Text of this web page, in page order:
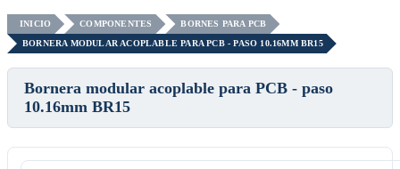
INICIO COMPONENTES
BORNES PARA PCB
BORNERA MODULAR ACOPLABLE PARA PCB - PASO 10.16MM BR15
Bornera modular acoplable para PCB - paso
10.16mm BR15